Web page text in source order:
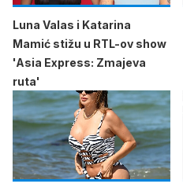
Luna Valas i Katarina
Mamić stižu u RTL-ov show
'Asia Express: Zmajeva
ruta'